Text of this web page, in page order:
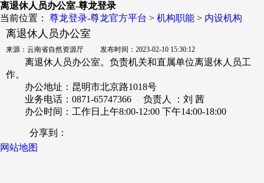
离退休人员办公室-尊龙登录
当前位置： 尊龙登录-尊龙官方平台 > 机构职能 > 内设机构
离退休人员办公室
来源：云南省自然资源厅 发布时间：2023-02-10 15:30:12
离退休人员办公室。负责机关和直属单位离退休人员工
作。
办公地址：昆明市北京路1018号
业务电话：0871-65747366 负责人 ：刘 茜
办公时间：工作日
上午8:00-12:00 下午14:00-18:00
分享到：
网站地图